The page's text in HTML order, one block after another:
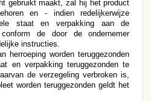
gebruikt maakt, zal hij het product
en - indien redelijkerwijze
staat en verpakking aan de
conform de door de ondernemer
instructies.
herroeping worden teruggezonden
en verpakking teruggezonden te
de verzegeling verbroken is,
worden teruggezonden geldt het